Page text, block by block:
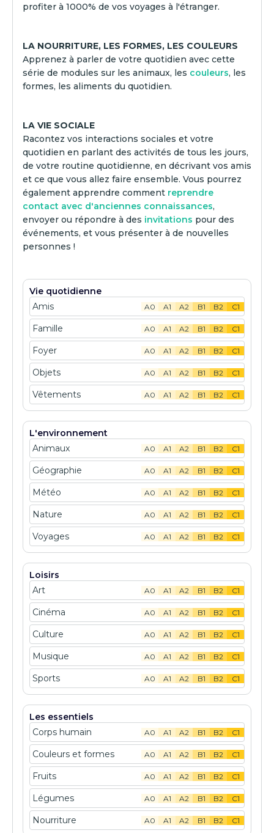
profiter à 1000% de vos voyages à l'étranger.
LA NOURRITURE, LES FORMES, LES COULEURS
Apprenez à parler de votre quotidien avec cette
série de modules sur les animaux, les couleurs, les
formes, les aliments du quotidien.
LA VIE SOCIALE
Racontez vos interactions sociales et votre
quotidien en parlant des activités de tous les jours,
de votre routine quotidienne, en décrivant vos amis
et ce que vous allez faire ensemble. Vous pourrez
également apprendre comment reprendre
contact avec d'anciennes connaissances,
envoyer ou répondre à des invitations pour des
événements, et vous présenter à de nouvelles
personnes !
Vie quotidienne
Amis
A0 A1 A2 B1 B2 C1
Famille A0 A1 A2 B1 B2 C1
Foyer A0 A1 A2 B1 B2 C1
Objets A0 A1 A2 B1 B2 C1
Vêtements A0 A1 A2 B1 B2 C1
L'environnement
Animaux
A0 A1 A2 B1 B2 C1
Géographie A0 A1 A2 B1 B2 C1
Météo A0 A1 A2 B1 B2 C1
Nature A0 A1 A2 B1 B2 C1
Voyages A0 A1 A2 B1 B2 C1
Loisirs
Art
A0 A1 A2 B1 B2 C1
Cinéma A0 A1 A2 B1 B2 C1
Culture A0 A1 A2 B1 B2 C1
Musique A0 A1 A2 B1 B2 C1
Sports A0 A1 A2 B1 B2 C1
Les essentiels
Corps humain
A0 A1 A2 B1 B2 C1
Couleurs et formes A0 A1 A2 B1 B2 C1
Fruits A0 A1 A2 B1 B2 C1
Légumes A0 A1 A2 B1 B2 C1
Nourriture A0 A1 A2 B1 B2 C1